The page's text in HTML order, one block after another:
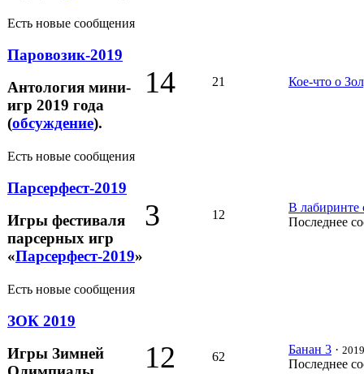
Есть новые сообщения
Паровозик-2019
Антология мини-
игр 2019 года
(обсуждение).
14 21 Кое-что о
Есть новые сообщения
Парсерфест-2019
Игры фестиваля
парсерных игр
«Парсерфест-2019»
3 12
В лабиринте
Последнее
Есть новые сообщения
ЗОК 2019
Игры Зимней
12 62
Банан 3 ·
Последнее